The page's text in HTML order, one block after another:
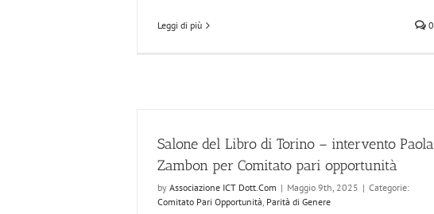
Leggi di più 0
Salone del Libro di Torino – intervento Paola
Zambon per Comitato pari opportunità
by Associazione ICT Dott.Com | Maggio 9th, 2025 | Categorie:
Comitato Pari Opportunità, Parità di Genere